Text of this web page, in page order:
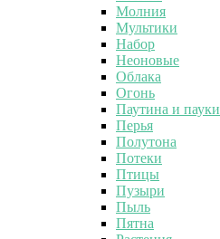
Молния
Мультики
Набор
Неоновые
Облака
Огонь
Паутина и пауки
Перья
Полутона
Потеки
Птицы
Пузыри
Пыль
Пятна